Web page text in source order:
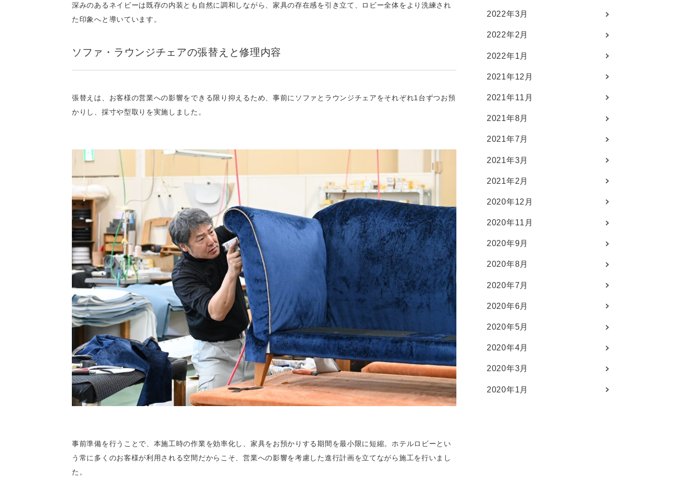
深みのあるネイビーは既存の内装とも自然に調和しながら、家具の存在感を引き立て、ロビー全体をより洗練され
た印象へと導いています。
ソファ・ラウンジチェアの張替えと修理内容
張替えは、お客様の営業への影響をできる限り抑えるため、事前にソファとラウンジチェアをそれぞれ1台ずつお預
かりし、採寸や型取りを実施しました。
事前準備を行うことで、本施工時の作業を効率化し、家具をお預かりする期間を最小限に短縮。ホテルロビーとい
う常に多くのお客様が利用される空間だからこそ、営業への影響を考慮した進行計画を立てながら施工を行いまし
た。
2022年3月
2022年2月
2022年1月
2021年12月
2021年11月
2021年8月
2021年7月
2021年3月
2021年2月
2020年12月
2020年11月
2020年9月
2020年8月
2020年7月
2020年6月
2020年5月
2020年4月
2020年3月
2020年1月